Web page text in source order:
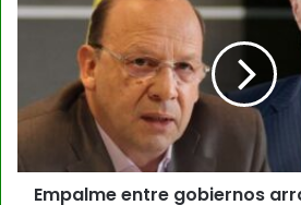
Empalme entre gobiernos